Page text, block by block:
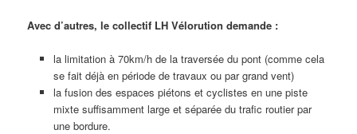
Avec d’autres, le collectif LH Vélorution demande :
la limitation à 70km/h de la traversée du pont (comme cela
se fait déjà en période de travaux ou par grand vent)
la fusion des espaces piétons et cyclistes en une piste
mixte suffisamment large et séparée du trafic routier par
une bordure.